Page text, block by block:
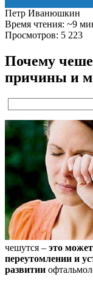
Петр Иванюшкин
Время чтения: ~9
Просмотров: 5 223
Почему
причины и
чешутся – это
переутомлении и
развитии